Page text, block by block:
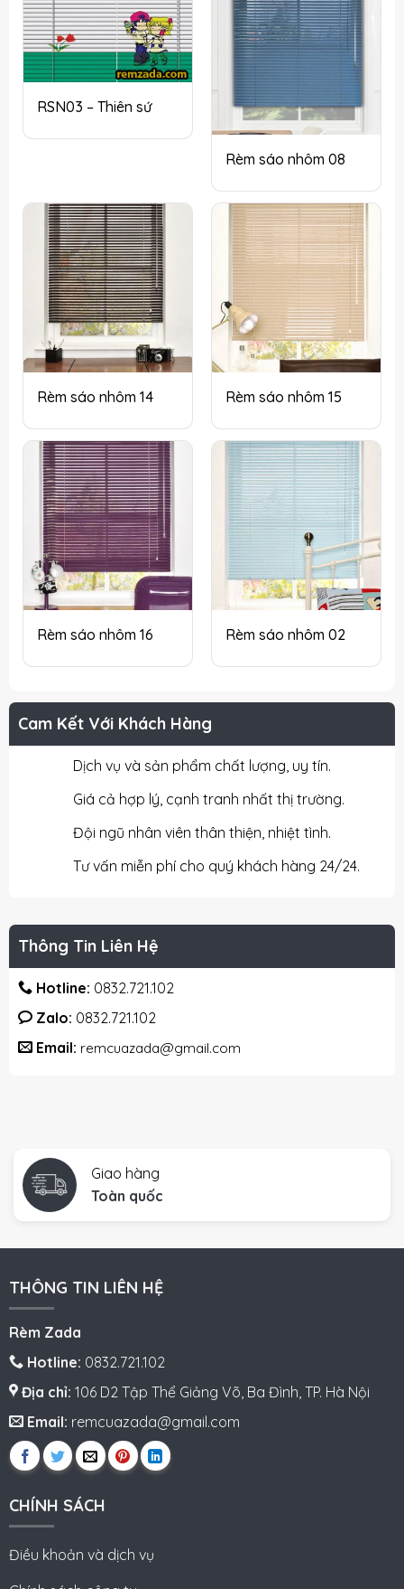
Cam Kết Với Khách Hàng
Dịch vụ và sản phẩm chất lượng, uy tín.
Giá cả hợp lý, cạnh tranh nhất thị trường.
Đội ngũ nhân viên thân thiện, nhiệt tình.
Tư vấn miễn phí cho quý khách hàng 24/24.
Thông Tin Liên Hệ
Hotline: 0832.721.102
Zalo: 0832.721.102
Email: remcuazada@gmail.com
RSN03 – Thiên sứ
Rèm sáo nhôm 08
Rèm sáo nhôm 14 Rèm sáo nhôm 15
Rèm sáo nhôm 16 Rèm sáo nhôm 02
Giao hàng
Toàn quốc
THÔNG TIN LIÊN HỆ
Rèm Zada
Hotline: 0832.721.102
Địa chỉ: 106 D2 Tập Thể Giảng Võ, Ba Đình, TP. Hà Nội
Email: remcuazada@gmail.com
CHÍNH SÁCH
Điều khoản và dịch vụ